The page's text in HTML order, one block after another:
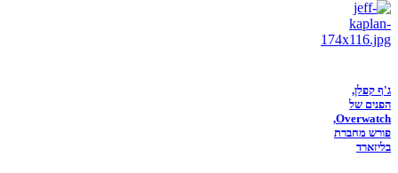
ג'ף קפלן,
הפנים של
Overwatch,
פורש מחברת
בליזארד